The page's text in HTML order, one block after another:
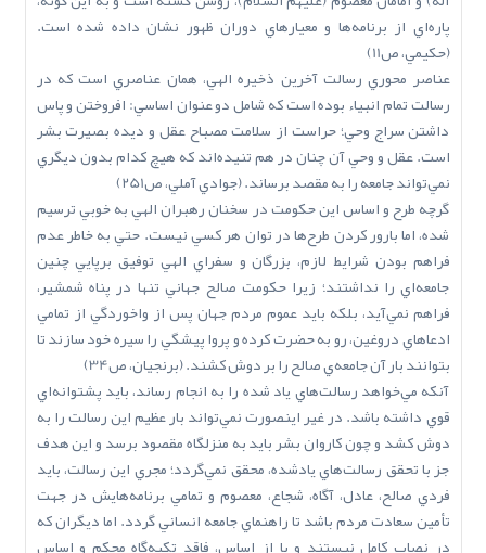
پاره‌اي از برنامه‌ها و معيارهاي دوران ظهور نشان داده شده است.
(حکيمي، ص11)
عناصر محوري رسالت آخرين ذخيره الهي، همان عناصري است که در
رسالت تمام انبياء بوده است که شامل دو عنوان اساسي: افروختن و پاس
داشتن سراج وحي؛ حراست از سلامت مصباح عقل و ديده بصيرت بشر
است. عقل و وحي آن چنان در هم تنيده‌اند که هيچ کدام بدون ديگري
نمي‌تواند جامعه را به مقصد برساند. (جوادي آملي، ص251)
گرچه طرح و اساس اين حکومت در سخنان رهبران الهي به خوبي ترسيم
شده، اما بارور کردن طرح‌ها در توان هر کسي نيست. حتي به خاطر عدم
فراهم بودن شرايط لازم، بزرگان و سفراي الهي توفيق برپايي چنين
جامعه‌اي را نداشتند؛ زيرا حکومت صالح جهاني تنها در پناه شمشير،
فراهم نمي‌آيد، بلکه بايد عموم مردم جهان پس از واخوردگي از تمامي
ادعاهاي دروغين، رو به حضرت کرده و پروا پيشگي را سيره خود سازند تا
بتوانند بار آن جامعه‌ي صالح را بر دوش کشند. (برنجيان، ص34)
آنکه مي‌خواهد رسالت‌هاي ياد شده را به انجام رساند، بايد پشتوانه‌اي
قوي داشته باشد. در غير اينصورت نمي‌تواند بار عظيم اين رسالت را به
دوش کشد و چون کاروان بشر بايد به منزلگاه مقصود برسد و اين هدف
جز با تحقق رسالت‌هاي يادشده، محقق نمي‌گردد؛ مجري اين رسالت، بايد
فردي صالح، عادل، آگاه، شجاع، معصوم و تمامي برنامه‌هايش در جهت
تأمين سعادت مردم باشد تا راهنماي جامعه انساني گردد. اما ديگران که
در نصاب کامل نيستند و يا از اساس، فاقد تکيه‌گاه محکم و اساس